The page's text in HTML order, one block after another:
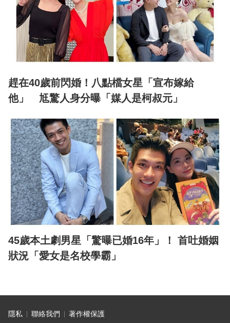
趕在40歲前閃婚！八點檔女星「宣布嫁給
他」 尪驚人身分曝「媒人是柯叔元」
45歲本土劇男星「驚曝已婚16年」！ 首吐婚姻
狀況「愛女是名校學霸」
隱私 聯絡我們 著作權保護